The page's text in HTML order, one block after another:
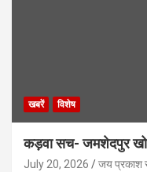
खबरें विशेष
कड़वा सच- जमशेदपुर खो
July 20, 2026 जय प्रकाश